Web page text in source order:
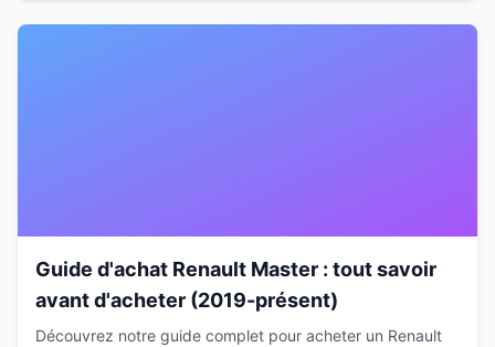
Guide d'achat Renault Master : tout savoir
avant d'acheter (2019-présent)
Découvrez notre guide complet pour acheter un Renault